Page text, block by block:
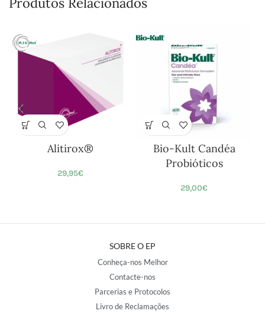
Alitirox®
29,95€
Bio-Kult Candéa
Probióticos
29,00€
SOBRE O EP
Conheça-nos Melhor
Contacte-nos
Parcerias e Protocolos
Livro de Reclamações